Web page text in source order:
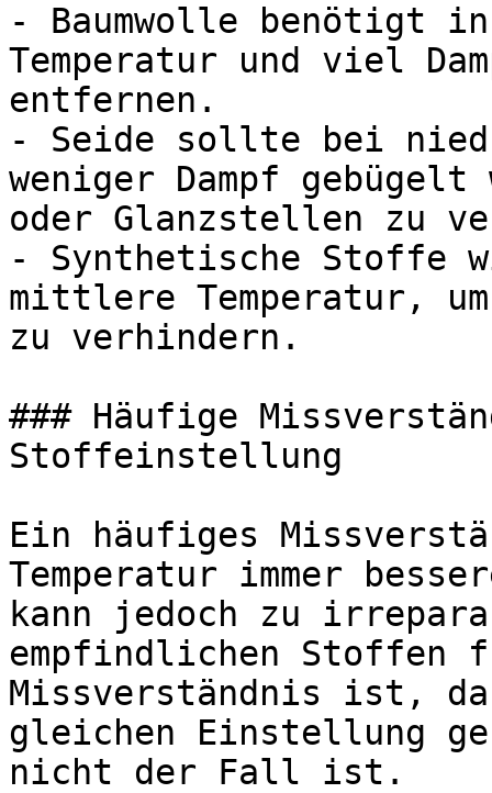
- Baumwolle benötigt
Temperatur und viel
entfernen.
- Seide sollte bei
weniger Dampf gebügelt
oder Glanzstellen zu
- Synthetische Stoffe
mittlere Temperatur,
zu verhindern.
### Häufige
Stoffeinstellung
Ein häufiges
Temperatur immer
kann jedoch zu
empfindlichen Stoffen
Missverständnis ist,
gleichen Einstellung
nicht der Fall ist.